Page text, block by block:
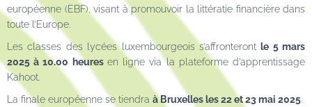
européenne (EBF), visant à promouvoir la littératie financière dans
toute l’Europe.
Les classes des lycées luxembourgeois s’affronteront le 5 mars
2025 à 10.00 heures en ligne via la plateforme d’apprentissage
Kahoot.
La finale européenne se tiendra à Bruxelles les 22 et 23 mai 2025